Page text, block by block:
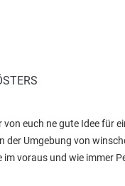
von euch ne gute Idee für
der Umgebung von
voraus und wie immer